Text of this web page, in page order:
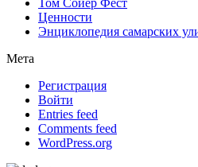
Ценности
Энциклопедия самарских
Мета
Регистрация
Войти
Entries feed
Comments feed
WordPress.org